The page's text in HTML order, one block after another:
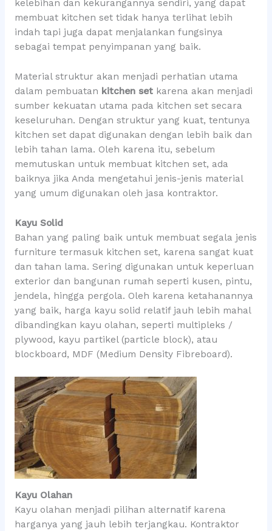
kelebihan dan kekurangannya sendiri, yang dapat
membuat kitchen set tidak hanya terlihat lebih
indah tapi juga dapat menjalankan fungsinya
sebagai tempat penyimpanan yang baik.
Material struktur akan menjadi perhatian utama
dalam pembuatan kitchen setkarena akan menjadi
sumber kekuatan utama pada kitchen set secara
keseluruhan. Dengan struktur yang kuat, tentunya
kitchen set dapat digunakan dengan lebih baik dan
lebih tahan lama. Oleh karena itu, sebelum
memutuskan untuk membuat kitchen set, ada
baiknya jika Anda mengetahui jenis-jenis material
yang umum digunakan oleh jasa kontraktor.
Kayu Solid
Bahan yang paling baik untuk membuat segala jenis
furniture termasuk kitchen set, karena sangat kuat
dan tahan lama. Sering digunakan untuk keperluan
exterior dan bangunan rumah seperti kusen, pintu,
jendela, hingga pergola. Oleh karena ketahanannya
yang baik, harga kayu solid relatif jauh lebih mahal
dibandingkan kayu olahan, seperti multipleks /
plywood, kayu partikel (particle block), atau
blockboard, MDF (Medium Density Fibreboard).
Kayu Olahan
Kayu olahan menjadi pilihan alternatif karena
harganya yang jauh lebih terjangkau. Kontraktor